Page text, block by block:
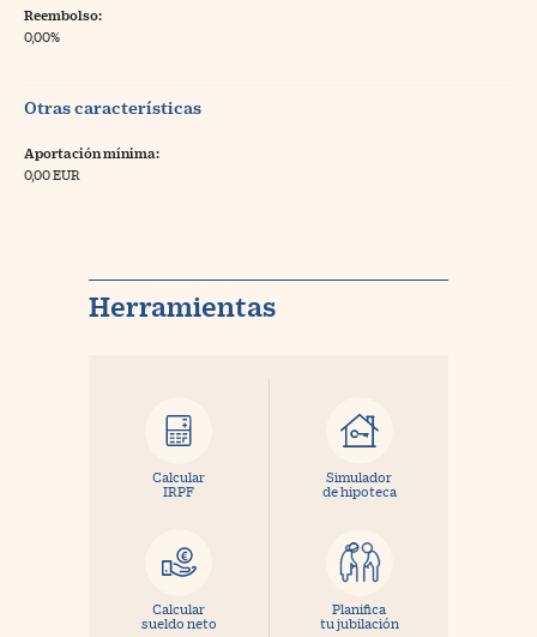
Reembolso:
0,00%
Otras características
Aportación mínima:
0,00 EUR
Herramientas
Calcular
IRPF
Simulador
de hipoteca
Calcular
sueldo neto
Planifica
tu jubilación